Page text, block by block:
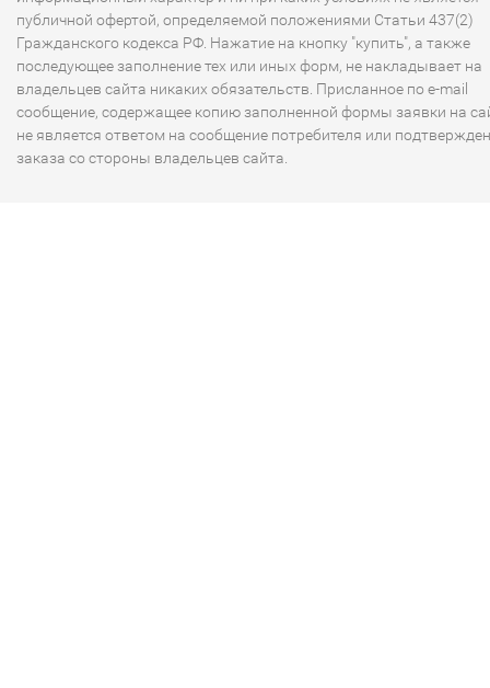
публичной офертой, определяемой положениями Статьи 437(2)
Гражданского кодекса РФ. Нажатие на кнопку "купить", а также
последующее заполнение тех или иных форм, не накладывает на
владельцев сайта никаких обязательств. Присланное по e-mail
сообщение, содержащее копию заполненной формы заявки на
не является ответом на сообщение потребителя или
заказа со стороны владельцев сайта.